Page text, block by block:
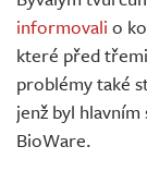
Živě
informovali o
které před
problémy také
jenž byl
BioWare.